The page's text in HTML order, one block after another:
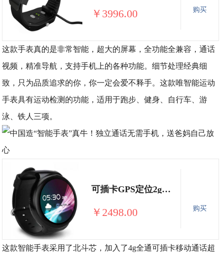
￥3996.00 购买
这款手表真的是非常智能，超大的屏幕，全功能全兼容，通话
视频，精准导航，支持手机上的各种功能。细节处理经典细
致，只为品质追求的你，你一定会爱不释手。这款唯智能运动
手表具有运动检测的功能，适用于跑步、健身、自行车、游
泳、铁人三项。
可插卡GPS定位2g+16G大内存
￥2498.00 购买
这款智能手表采用了北斗芯，加入了4g全通可插卡移动通话超